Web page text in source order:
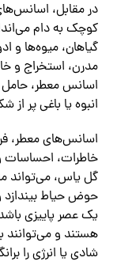
در مقابل،
کوچک به دام
گیاهان، میوه‌ها و
مدرن، استخراج و
اسانس معطر، حامل
انبوه یا باغی پر
اسانس‌های معطر،
خاطرات، احساسات
گل یاس، می‌تواند
حوض حیاط بیندازد
یک عصر پاییزی
هستند و می‌توانند
شادی یا انرژی را